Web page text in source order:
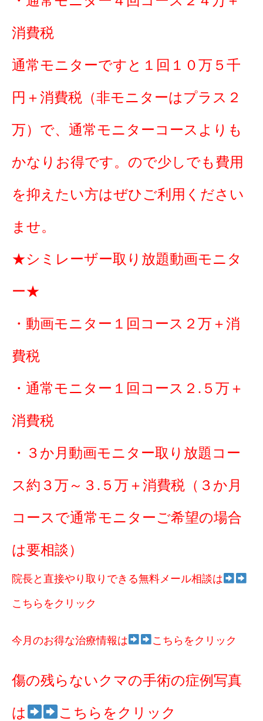
消費税
通常モニターですと１回１０万５千
円＋消費税（非モニターはプラス２
万）で、通常モニターコースよりも
かなりお得です。ので少しでも費用
を抑えたい方はぜひご利用ください
ませ。
★シミレーザー取り放題動画モニタ
ー★
・動画モニター１回コース２万＋消
費税
・通常モニター１回コース２.５万＋
消費税
・３か月動画モニター取り放題コー
ス約３万～３.５万＋消費税（３か月
コースで通常モニターご希望の場合
は要相談）
院長と直接やり取りできる無料メール相談は
こちらをクリック
今月のお得な治療情報は こちらをクリック
傷の残らないクマの手術の症例写真
は こちらをクリック